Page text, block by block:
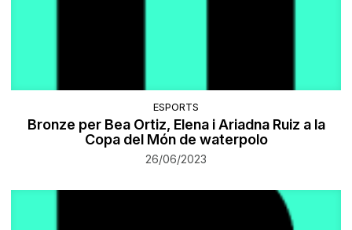
ESPORTS
Bronze per Bea Ortiz, Elena i Ariadna Ruiz a la
Copa del Món de waterpolo
26/06/2023